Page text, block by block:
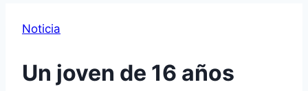
Noticia
Un joven de 16 años